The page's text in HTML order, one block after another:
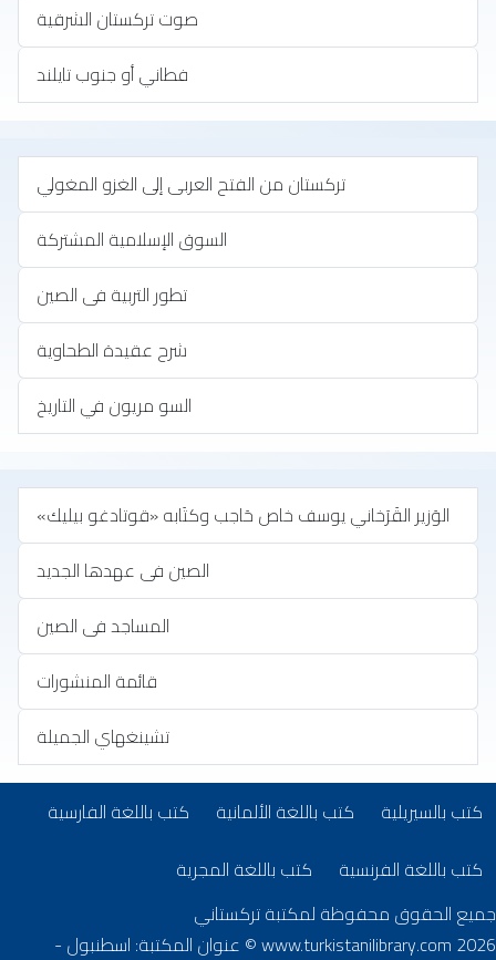
صوت تركستان الشرقية
فطاني أو جنوب تايلند
تركستان من الفتح العربى إلى الغزو المغولي
السوق الإسلامية المشتركة
تطور التربية فى الصين
شرح عقيدة الطحاوية
السو مريون في التاريخ
الوَزير القَرَخاني يوسف خاص حَاجب وكتَابه «قوتادغو بيليك»
الصين فى عهدها الجديد
المساجد فى الصين
قائمة المنشورات
تشينغهاي الجميلة
كتب بلغات أخرى
كتب بالسيريلية(opens in new tab) كتب باللغة الألمانية(opens in new tab) كتب باللغة الفارسية(opens in new tab)
كتب باللغة الفرنسية(opens in new tab) كتب باللغة المجرية(opens in new tab)
جميع الحقوق محفوظة لمكتبة تركستاني
www.turkistanilibrary.com2026 © عنوان المكتبة: اسطنبول -